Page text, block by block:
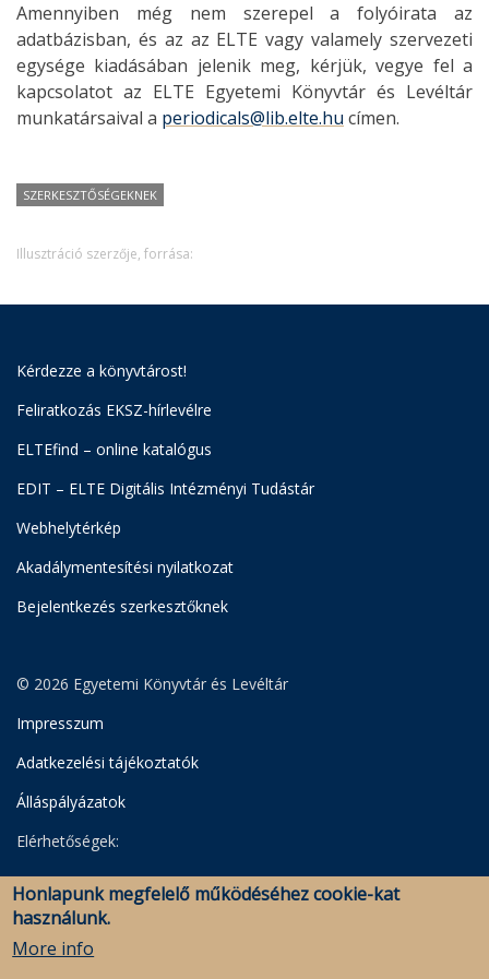
Amennyiben még nem szerepel a folyóirata az
adatbázisban, és az az ELTE vagy valamely szervezeti
egysége kiadásában jelenik meg, kérjük, vegye fel a
kapcsolatot az ELTE Egyetemi Könyvtár és Levéltár
munkatársaival a periodicals@lib.elte.hu címen.
SZERKESZTŐSÉGEKNEK
Illusztráció szerzője, forrása:
Kérdezze a könyvtárost!
Feliratkozás EKSZ-hírlevélre
ELTEfind – online katalógus
EDIT – ELTE Digitális Intézményi Tudástár
Webhelytérkép
Akadálymentesítési nyilatkozat
Bejelentkezés szerkesztőknek
© 2026 Egyetemi Könyvtár és Levéltár
Impresszum
Adatkezelési tájékoztatók
Álláspályázatok
Elérhetőségek:
Egyetemi Könyvtár
Levéltár
Savaria Könyvtár és Levéltár (Szombathely)
Honlapunk megfelelő működéséhez cookie-kat
használunk.
More info